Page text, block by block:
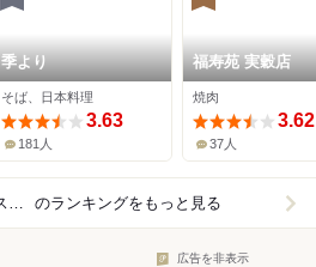
季より
そば、日本料理
3.63
181人
福寿苑 実穀店
焼肉
3.62
37人
牛久・龍ヶ崎×レストラン のランキングをもっと見る
広告を非表示